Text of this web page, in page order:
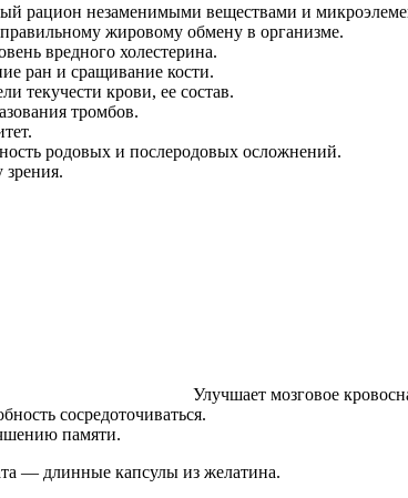
рацион незаменимыми веществами и
правильному жировому обмену в организме.
вредного холестерина.
ран и сращивание кости.
текучести крови, ее состав.
тромбов.
родовых и послеродовых осложнений.
Улучшает мозговое
сосредоточиваться.
памяти.
— длинные капсулы из желатина.